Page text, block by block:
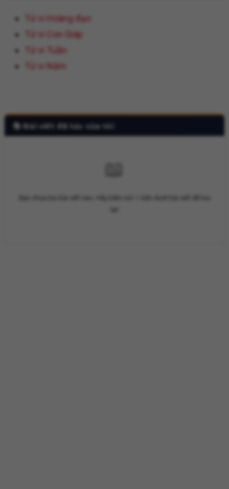
Tử vi Hoàng đạo
Tử vi Con Giáp
Tử vi Tuần
Tử vi Năm
📚 Bài viết đã lưu của tôi
📖